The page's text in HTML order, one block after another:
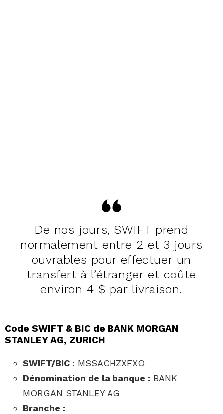
De nos jours, SWIFT prend
normalement entre 2 et 3 jours
ouvrables pour effectuer un
transfert à l’étranger et coûte
environ 4 $ par livraison.
Code SWIFT & BIC de BANK MORGAN
STANLEY AG, ZURICH
SWIFT/BIC : MSSACHZXFXO
Dénomination de la banque : BANK
MORGAN STANLEY AG
Branche :